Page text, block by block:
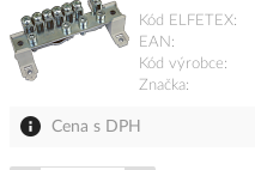
Kód ELFETEX
EAN
Kód výrobce
Značka
Cena s DPH